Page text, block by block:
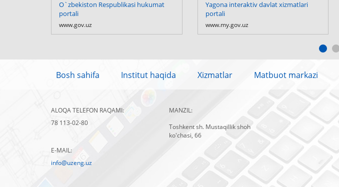
O`zbekiston Respublikasi hukumat
portali
www.gov.uz
Yagona interaktiv davlat xizmatlari
portali
www.my.gov.uz
Bosh sahifa Institut haqida Xizmatlar Matbuot markazi
ALOQA TELEFON RAQAMI:
78 113-02-80
MANZIL:
Toshkent sh. Mustaqillik shoh
ko'chasi, 66
E-MAIL:
info@uzeng.uz